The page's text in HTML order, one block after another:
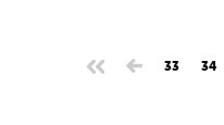
33 34